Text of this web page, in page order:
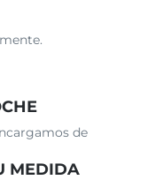
de
MEDIDA